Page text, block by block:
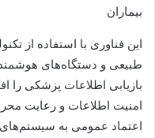
بیماران
این فناوری با استفاده از
طبیعی و دستگاه‌های
بازیابی اطلاعات پزشکی را
امنیت اطلاعات و رعایت
اعتماد عمومی به